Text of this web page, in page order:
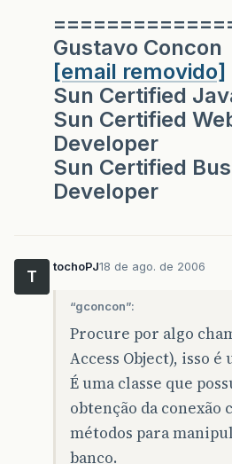
Gustavo Concon
[email removido]
Sun Certified
Sun Certified
Developer
Sun Certified
Developer
T
tochoPJ18 de ago. de 2006
“gconcon”:
Procure por algo
Access Object), isso é
É uma classe que
obtenção da conexão
métodos para
banco.